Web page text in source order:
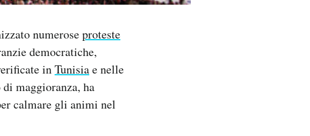
numeroseproteste
democratiche,
inTunisiae nelle
maggioranza, ha
calmare gli animi nel